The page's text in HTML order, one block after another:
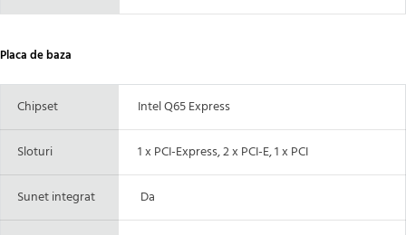
Placa de baza
Chipset Intel Q65 Express
Sloturi 1 x PCI-Express, 2 x PCI-E, 1 x PCI
Sunet integrat Da